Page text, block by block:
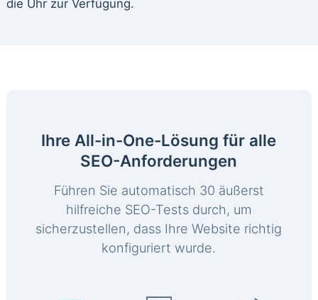
die Uhr zur Verfügung.
Ihre All-in-One-Lösung für alle
SEO-Anforderungen
Führen Sie automatisch 30 äußerst
hilfreiche SEO-Tests durch, um
sicherzustellen, dass Ihre Website richtig
konfiguriert wurde.